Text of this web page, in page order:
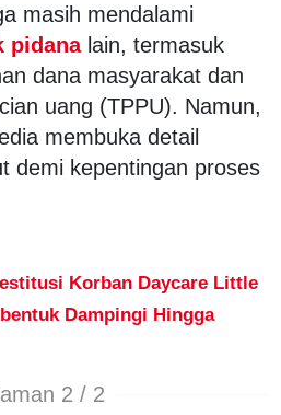
masih mendalami
pidana lain, termasuk
dana masyarakat dan
uang (TPPU). Namun,
membuka detail
demi kepentingan proses
Korban Daycare Little
Dampingi Hingga
2 / 2